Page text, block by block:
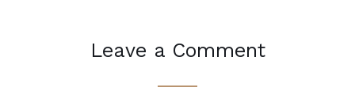
Leave a Comment